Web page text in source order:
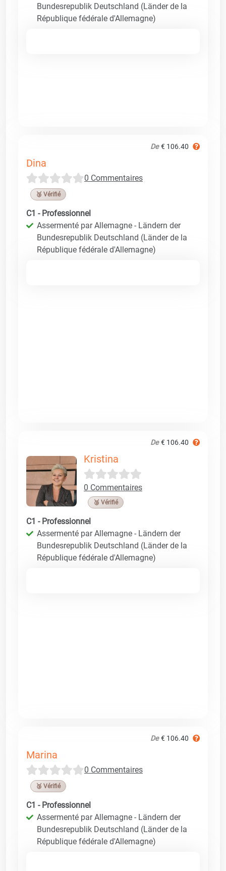
Bundesrepublik Deutschland (Länder de la
République fédérale d'Allemagne)
De € 106.40
Dina
0 Commentaires
🥉 Vérifié
C1 - Professionnel
Assermenté par Allemagne - Ländern der
Bundesrepublik Deutschland (Länder de la
République fédérale d'Allemagne)
De € 106.40
Kristina
0 Commentaires
🥉 Vérifié
C1 - Professionnel
Assermenté par Allemagne - Ländern der
Bundesrepublik Deutschland (Länder de la
République fédérale d'Allemagne)
De € 106.40
Marina
0 Commentaires
🥉 Vérifié
C1 - Professionnel
Assermenté par Allemagne - Ländern der
Bundesrepublik Deutschland (Länder de la
République fédérale d'Allemagne)